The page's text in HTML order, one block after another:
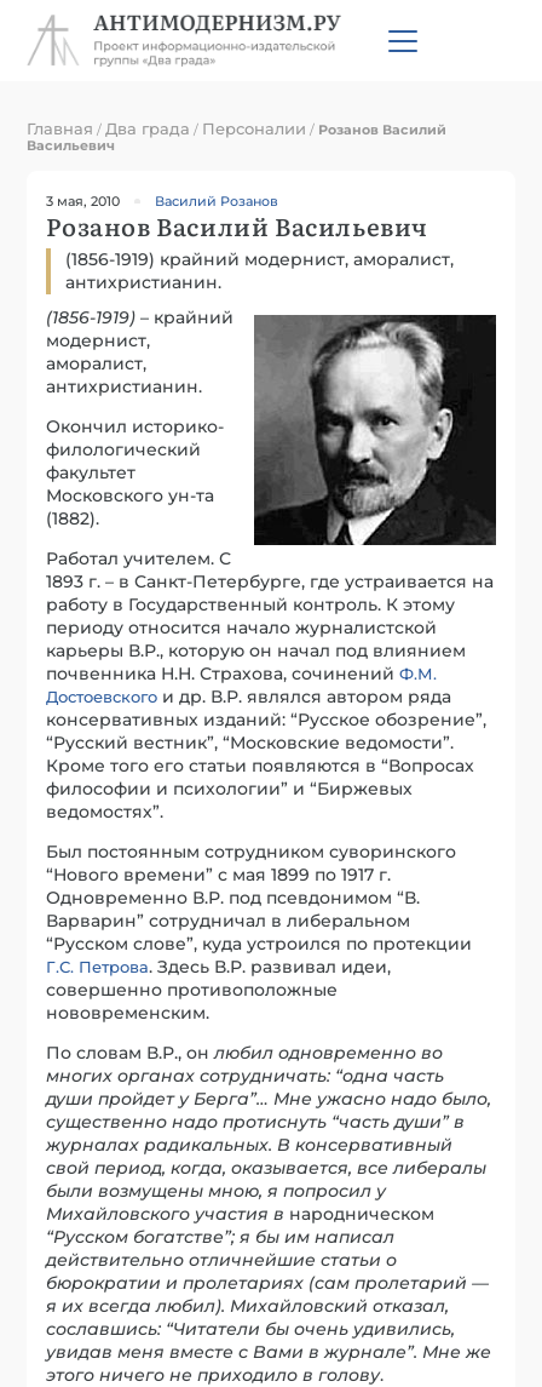
Главная / Два града / Персоналии / Розанов Василий
Васильевич
3 мая, 2010 Василий Розанов
Розанов Василий Васильевич
(1856-1919) крайний модернист, аморалист,
антихристианин.
(1856-1919) – крайний
модернист,
аморалист,
антихристианин.
Окончил историко-
филологический
факультет
Московского ун-та
(1882).
Работал учителем. С
1893 г. – в Санкт-Петербурге, где устраивается на
работу в Государственный контроль. К этому
периоду относится начало журналистской
карьеры В.Р., которую он начал под влиянием
почвенника Н.Н. Страхова, сочиненийФ.М.
Достоевского и др. В.Р. являлся автором ряда
консервативных изданий: “Русское обозрение”,
“Русский вестник”, “Московские ведомости”.
Кроме того его статьи появляются в “Вопросах
философии и психологии” и “Биржевых
ведомостях”.
Был постоянным сотрудником суворинского
“Нового времени” с мая 1899 по 1917 г.
Одновременно В.Р. под псевдонимом “В.
Варварин” сотрудничал в либеральном
“Русском слове”, куда устроился по протекции
Г.С. Петрова. Здесь В.Р. развивал идеи,
совершенно противоположные
нововременским.
По словам В.Р., онлюбил одновременно во
многих органах сотрудничать: “одна часть
души пройдет у Берга”… Мне ужасно надо было,
существенно надо протиснуть “часть души” в
журналах радикальных. В консервативный
свой период, когда, оказывается, все либералы
были возмущены мною, я попросил у
Михайловского участия в народническом
“Русском богатстве”; я бы им написал
действительно отличнейшие статьи о
бюрократии и пролетариях (сам пролетарий —
я их всегда любил). Михайловский отказал,
сославшись: “Читатели бы очень удивились,
увидав меня вместе с Вами в журнале”. Мне же
этого ничего не приходило в голову.